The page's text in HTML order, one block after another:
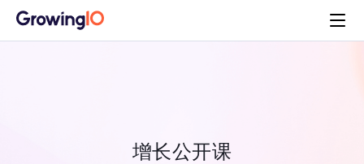
增长公开课